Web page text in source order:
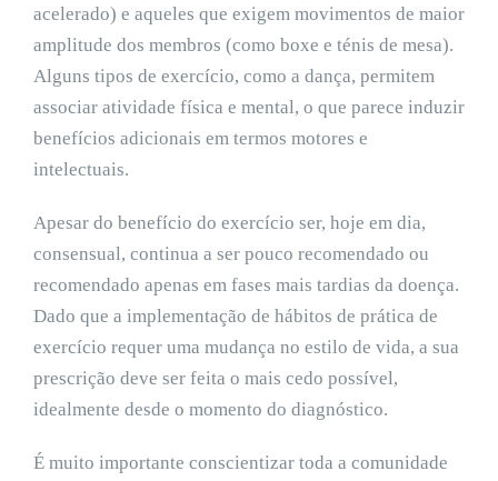
acelerado) e aqueles que exigem movimentos de maior
amplitude dos membros (como boxe e ténis de mesa).
Alguns tipos de exercício, como a dança, permitem
associar atividade física e mental, o que parece induzir
benefícios adicionais em termos motores e
intelectuais.
Apesar do benefício do exercício ser, hoje em dia,
consensual, continua a ser pouco recomendado ou
recomendado apenas em fases mais tardias da doença.
Dado que a implementação de hábitos de prática de
exercício requer uma mudança no estilo de vida, a sua
prescrição deve ser feita o mais cedo possível,
idealmente desde o momento do diagnóstico.
É muito importante conscientizar toda a comunidade